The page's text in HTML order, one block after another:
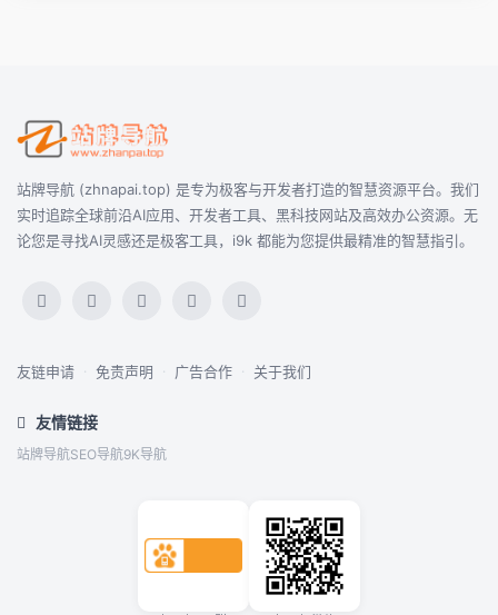
站牌导航 (zhnapai.top) 是专为极客与开发者打造的智慧资源平台。我们
实时追踪全球前沿AI应用、开发者工具、黑科技网站及高效办公资源。无
论您是寻找AI灵感还是极客工具，i9k 都能为您提供最精准的智慧指引。
友链申请 · 免责声明 · 广告合作 · 关于我们
友情链接
站牌导航SEO导航9K导航